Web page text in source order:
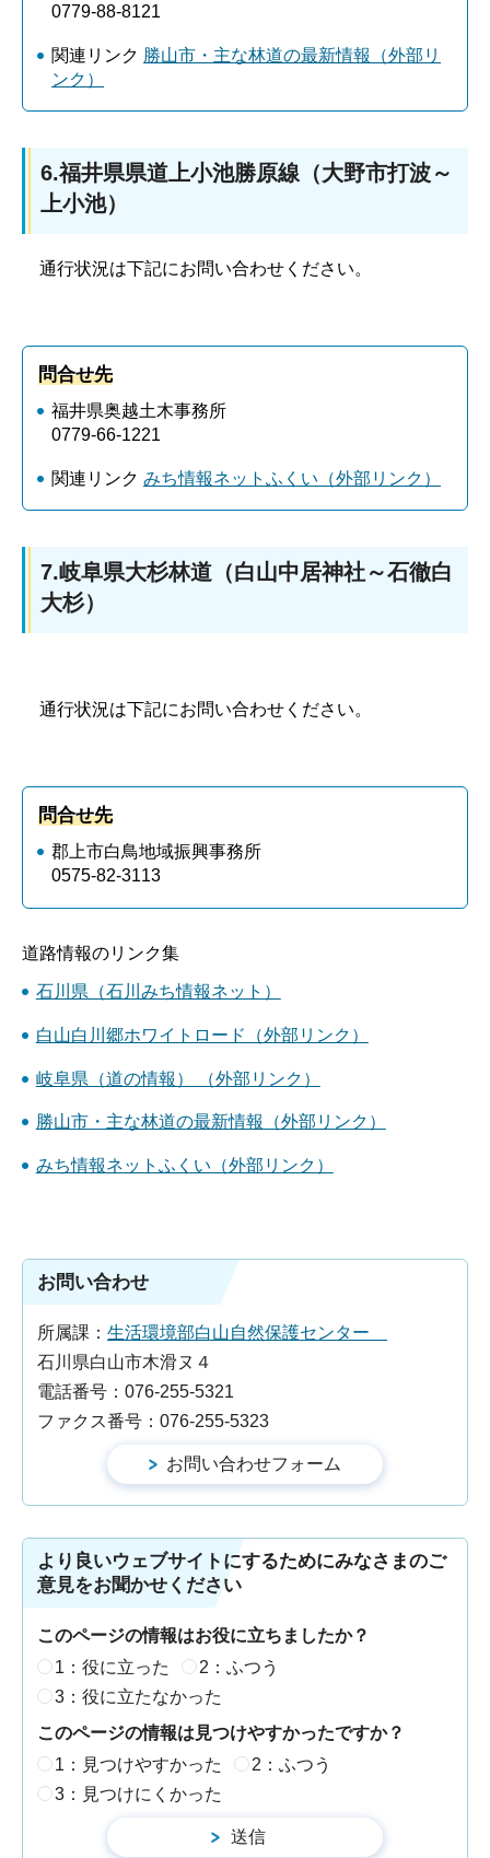
0779-88-8121
関連リンク 勝山市・主な林道の最新情報（外部リ
ンク）
6.福井県県道上小池勝原線（大野市打波～
上小池）
通行状況は下記にお問い合わせください。
問合せ先
福井県奥越土木事務所
0779-66-1221
関連リンク みち情報ネットふくい（外部リンク）
7.岐阜県大杉林道（白山中居神社～石徹白
大杉）
通行状況は下記にお問い合わせください。
問合せ先
郡上市白鳥地域振興事務所
0575-82-3113
道路情報のリンク集
石川県（石川みち情報ネット）
白山白川郷ホワイトロード（外部リンク）
岐阜県（道の情報） （外部リンク）
勝山市・主な林道の最新情報（外部リンク）
みち情報ネットふくい（外部リンク）
お問い合わせ
所属課： 生活環境部白山自然保護センター
石川県白山市木滑ヌ４
電話番号：076-255-5321
ファクス番号：076-255-5323
より良いウェブサイトにするためにみなさまのご
意見をお聞かせください
このページの情報はお役に立ちましたか？
1：役に立った
2：ふつう
3：役に立たなかった
このページの情報は見つけやすかったですか？
1：見つけやすかった
2：ふつう
3：見つけにくかった